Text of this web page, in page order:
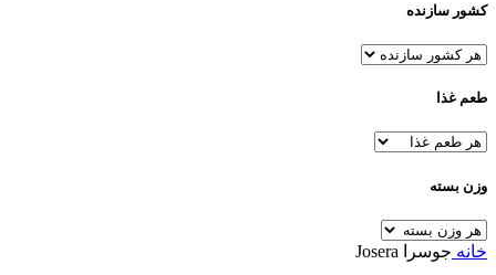
کشور سازنده
طعم غذا
وزن بسته
خانه جوسرا Josera